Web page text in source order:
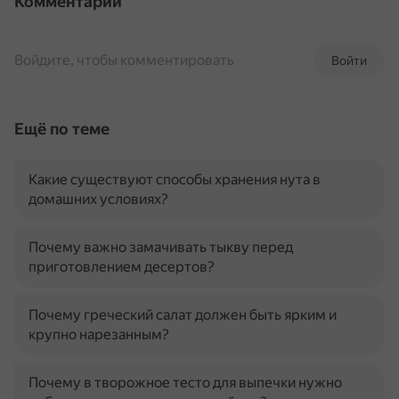
Войти
Войдите, чтобы комментировать
Ещё по теме
Какие существуют способы хранения нута в
домашних условиях?
Почему важно замачивать тыкву перед
приготовлением десертов?
Почему греческий салат должен быть ярким и
крупно нарезанным?
Почему в творожное тесто для выпечки нужно